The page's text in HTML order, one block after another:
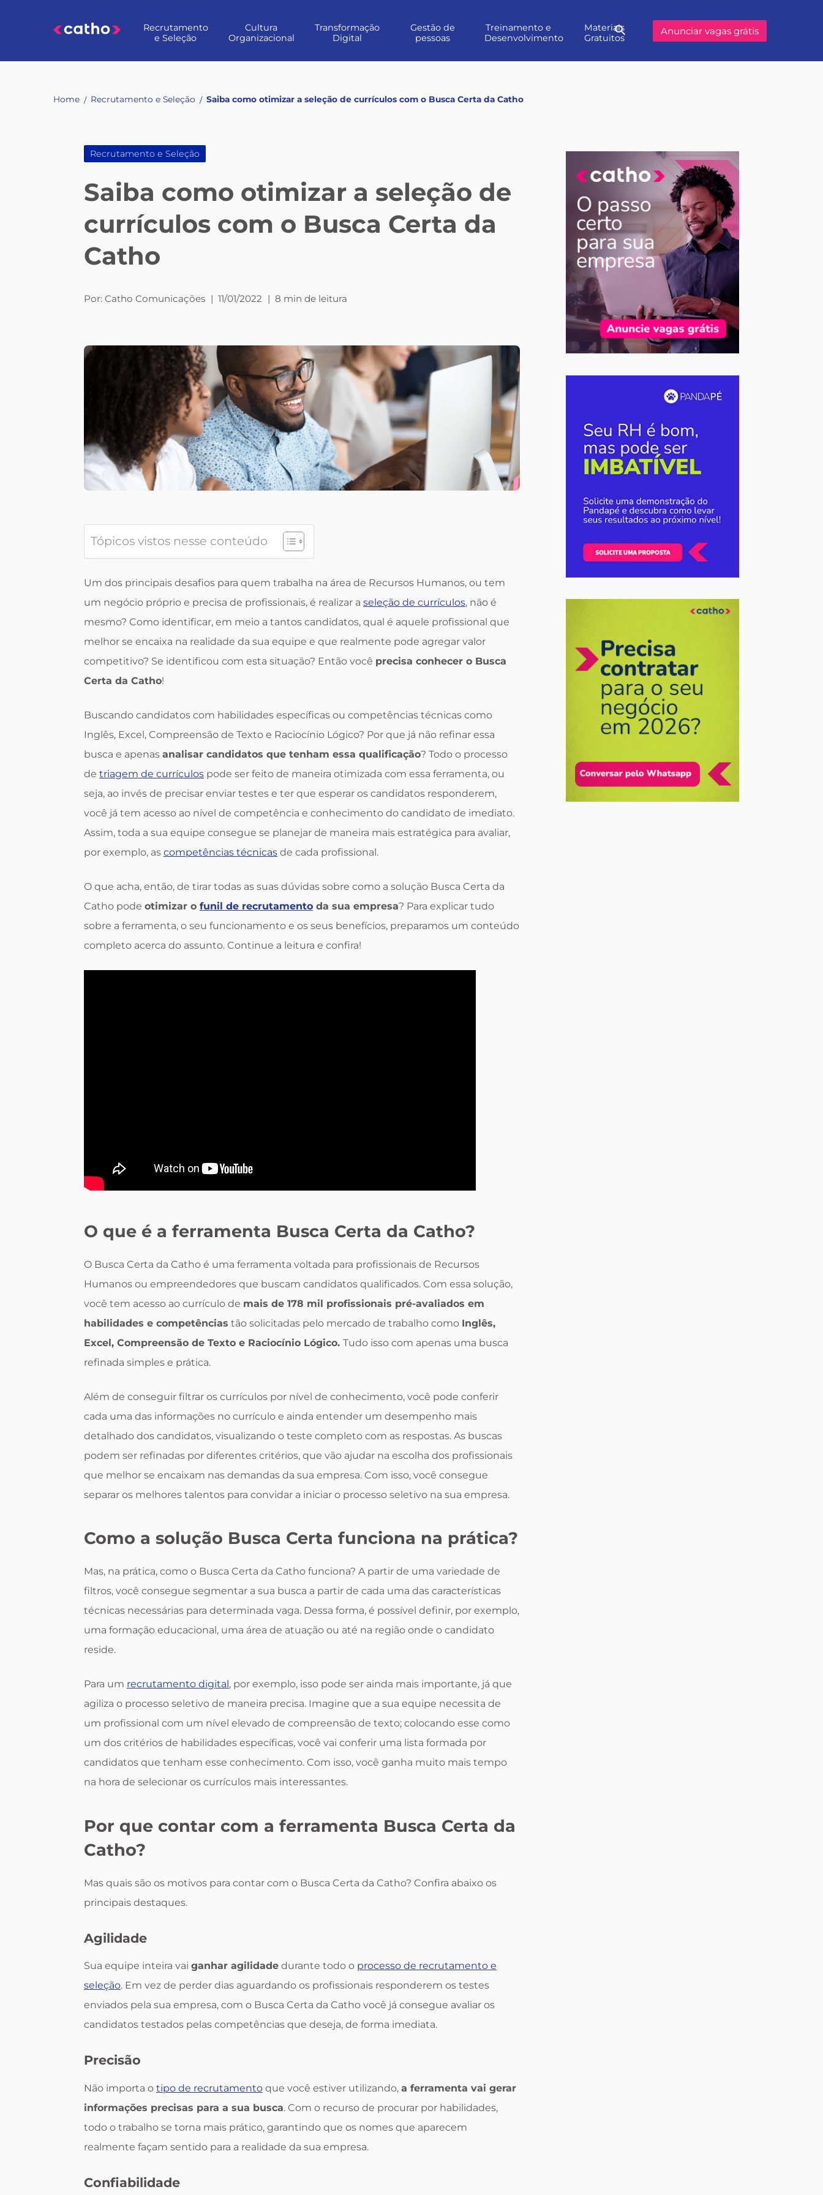
Recrutamento
e Seleção
Cultura
Organizacional
Transformação
Digital
Gestão de
pessoas
Treinamento e
Desenvolvimento
Materiais
Gratuitos
Anunciar vagas grátis
Home / Recrutamento e Seleção / Saiba como otimizar a seleção de currículos com o Busca Certa da Catho
Recrutamento e Seleção
Saiba como otimizar a seleção de
currículos com o Busca Certa da
Catho
Por: Catho Comunicações | 11/01/2022 | 8 min de leitura
Tópicos vistos nesse conteúdo
Um dos principais desafios para quem trabalha na área de Recursos Humanos, ou tem
um negócio próprio e precisa de profissionais, é realizar a seleção de currículos, não é
mesmo? Como identificar, em meio a tantos candidatos, qual é aquele profissional que
melhor se encaixa na realidade da sua equipe e que realmente pode agregar valor
competitivo? Se identificou com esta situação? Então você precisa conhecer o Busca
Certa da Catho!
Buscando candidatos com habilidades específicas ou competências técnicas como
Inglês, Excel, Compreensão de Texto e Raciocínio Lógico? Por que já não refinar essa
busca e apenas analisar candidatos que tenham essa qualificação? Todo o processo
de triagem de currículos pode ser feito de maneira otimizada com essa ferramenta, ou
seja, ao invés de precisar enviar testes e ter que esperar os candidatos responderem,
você já tem acesso ao nível de competência e conhecimento do candidato de imediato.
Assim, toda a sua equipe consegue se planejar de maneira mais estratégica para avaliar,
por exemplo, as competências técnicas de cada profissional.
O que acha, então, de tirar todas as suas dúvidas sobre como a solução Busca Certa da
Catho pode otimizar o funil de recrutamento da sua empresa? Para explicar tudo
sobre a ferramenta, o seu funcionamento e os seus benefícios, preparamos um conteúdo
completo acerca do assunto. Continue a leitura e confira!
O que é a ferramenta Busca Certa da Catho?
O Busca Certa da Catho é uma ferramenta voltada para profissionais de Recursos
Humanos ou empreendedores que buscam candidatos qualificados. Com essa solução,
você tem acesso ao currículo de mais de 178 mil profissionais pré-avaliados em
habilidades e competências tão solicitadas pelo mercado de trabalho como Inglês,
Excel, Compreensão de Texto e Raciocínio Lógico. Tudo isso com apenas uma busca
refinada simples e prática.
Além de conseguir filtrar os currículos por nível de conhecimento, você pode conferir
cada uma das informações no currículo e ainda entender um desempenho mais
detalhado dos candidatos, visualizando o teste completo com as respostas. As buscas
podem ser refinadas por diferentes critérios, que vão ajudar na escolha dos profissionais
que melhor se encaixam nas demandas da sua empresa. Com isso, você consegue
separar os melhores talentos para convidar a iniciar o processo seletivo na sua empresa.
Como a solução Busca Certa funciona na prática?
Mas, na prática, como o Busca Certa da Catho funciona? A partir de uma variedade de
filtros, você consegue segmentar a sua busca a partir de cada uma das características
técnicas necessárias para determinada vaga. Dessa forma, é possível definir, por exemplo,
uma formação educacional, uma área de atuação ou até na região onde o candidato
reside.
Para um recrutamento digital , por exemplo, isso pode ser ainda mais importante, já que
agiliza o processo seletivo de maneira precisa. Imagine que a sua equipe necessita de
um profissional com um nível elevado de compreensão de texto; colocando esse como
um dos critérios de habilidades específicas, você vai conferir uma lista formada por
candidatos que tenham esse conhecimento. Com isso, você ganha muito mais tempo
na hora de selecionar os currículos mais interessantes.
Por que contar com a ferramenta Busca Certa da
Catho?
Mas quais são os motivos para contar com o Busca Certa da Catho? Confira abaixo os
principais destaques.
Agilidade
Sua equipe inteira vai ganhar agilidade durante todo o processo de recrutamento e
seleção. Em vez de perder dias aguardando os profissionais responderem os testes
enviados pela sua empresa, com o Busca Certa da Catho você já consegue avaliar os
candidatos testados pelas competências que deseja, de forma imediata.
Precisão
Não importa o tipo de recrutamento que você estiver utilizando, a ferramenta vai gerar
informações precisas para a sua busca. Com o recurso de procurar por habilidades,
todo o trabalho se torna mais prático, garantindo que os nomes que aparecem
realmente façam sentido para a realidade da sua empresa.
Confiabilidade